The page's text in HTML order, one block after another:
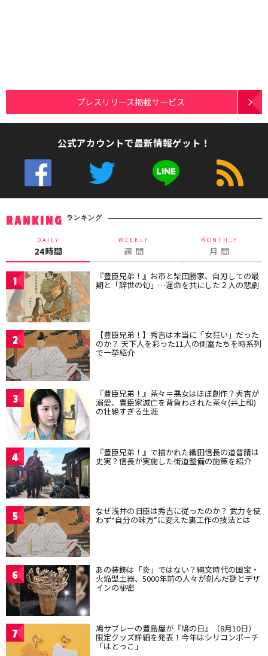
プレスリリース掲載サービス
公式アカウントで最新情報ゲット！
RANKING ランキング
DAILY
24時間
WEEKLY
週 間
MONTHLY
月 間
1 『豊臣兄弟！』お市と柴田勝家、自刃しての最
期と「辞世の句」…運命を共にした２人の悲劇
2 【豊臣兄弟！】秀吉は本当に「女狂い」だった
のか？ 天下人を彩った11人の側室たちを時系列
で一挙紹介
3 『豊臣兄弟！』茶々＝悪女はほぼ創作？秀吉が
溺愛、豊臣家滅亡を背負わされた茶々(井上和)
の壮絶すぎる生涯
4 『豊臣兄弟！』で描かれた織田信長の道普請は
史実？信長が実施した街道整備の施策を紹介
5 なぜ浅井の旧臣は秀吉に従ったのか？ 武力を使
わず“自分の味方”に変えた裏工作の技法とは
6 あの装飾は「炎」ではない？縄文時代の国宝・
火焔型土器、5000年前の人々が刻んだ謎とデザ
インの秘密
7 鳩サブレーの豊島屋が『鳩の日』（8月10日）
限定グッズ詳細を発表！今年はシリコンポーチ
「はとっこ」